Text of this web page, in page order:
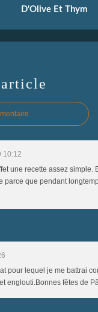
D'Olive Et Thym
10:12
une recette assez
parce que pendant
pour lequel je me battrai
englouti.Bonnes fêtes de